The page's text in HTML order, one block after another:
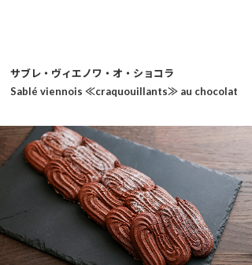
サブレ・ヴィエノワ・オ・ショコラ
Sablé viennois ≪craquouillants≫ au chocolat